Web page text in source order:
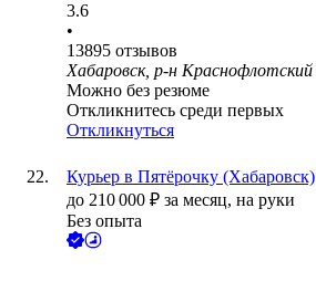
3.6
•
13895 отзывов
Хабаровск, р-н Краснофлотский
Можно без резюме
Откликнитесь среди первых
Откликнуться
Курьер в Пятёрочку (Хабаровск)
до 210 000 ₽ за месяц, на руки
Без опыта